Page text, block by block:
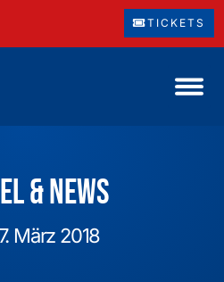
TICKETS
& News
März 2018